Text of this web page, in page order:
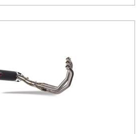
verleiht Ihrem Motorrad
Optik profitieren Sie auch von
Die Montage erfolgt per Plug
wird dennoch die Unterstützung
Homologierter
Optimierte Leistung
im